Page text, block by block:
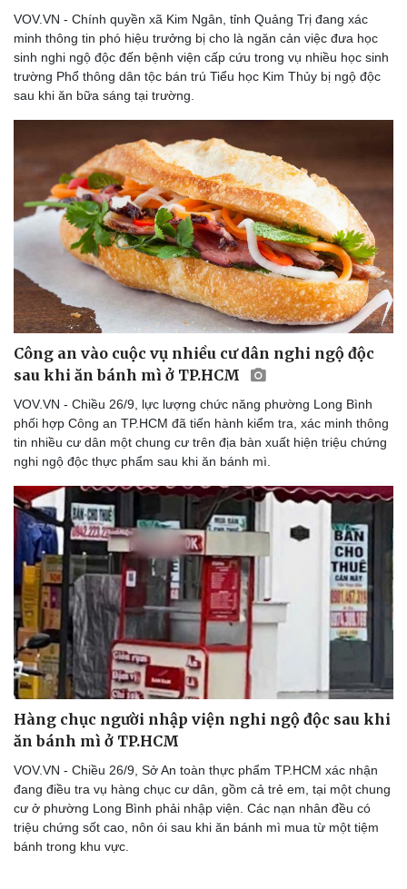
Thể thao
Bóng đá
Lịch thi đấu bóng đá
Thế giới thể thao
eSports
Hậu trường
Ô tô - Xe máy
Ô tô
Xe máy
Tư vấn
VOV.VN - Chính quyền xã Kim Ngân, tỉnh Quảng Trị đang xác
minh thông tin phó hiệu trưởng bị cho là ngăn cản việc đưa học
sinh nghi ngộ độc đến bệnh viện cấp cứu trong vụ nhiều học sinh
trường Phổ thông dân tộc bán trú Tiểu học Kim Thủy bị ngộ độc
sau khi ăn bữa sáng tại trường.
Công an vào cuộc vụ nhiều cư dân nghi ngộ độc
sau khi ăn bánh mì ở TP.HCM
VOV.VN - Chiều 26/9, lực lượng chức năng phường Long Bình
phối hợp Công an TP.HCM đã tiến hành kiểm tra, xác minh thông
tin nhiều cư dân một chung cư trên địa bàn xuất hiện triệu chứng
nghi ngộ độc thực phẩm sau khi ăn bánh mì.
Hàng chục người nhập viện nghi ngộ độc sau khi
ăn bánh mì ở TP.HCM
VOV.VN - Chiều 26/9, Sở An toàn thực phẩm TP.HCM xác nhận
đang điều tra vụ hàng chục cư dân, gồm cả trẻ em, tại một chung
cư ở phường Long Bình phải nhập viện. Các nạn nhân đều có
triệu chứng sốt cao, nôn ói sau khi ăn bánh mì mua từ một tiệm
bánh trong khu vực.